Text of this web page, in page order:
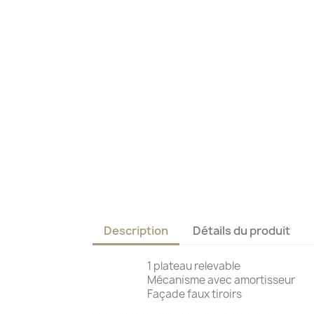
Description Détails du produit
1 plateau relevable
Mécanisme avec amortisseur
Façade faux